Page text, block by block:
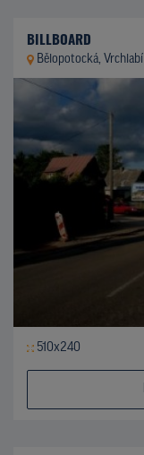
BILLBOARD
Bělopotocká, Vrchlabí
510x240